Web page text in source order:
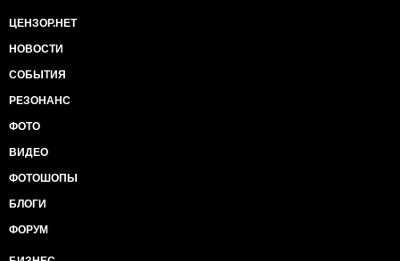
ЦЕНЗОР.НЕТ
НОВОСТИ
СОБЫТИЯ
РЕЗОНАНС
ФОТО
ВИДЕО
ФОТОШОПЫ
БЛОГИ
ФОРУМ